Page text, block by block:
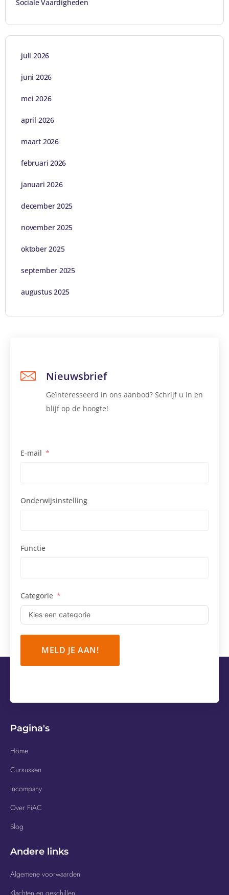
Sociale Vaardigheden
juli 2026
juni 2026
mei 2026
april 2026
maart 2026
februari 2026
januari 2026
december 2025
november 2025
oktober 2025
september 2025
augustus 2025
Nieuwsbrief
Geïnteresseerd in ons aanbod? Schrijf u in en
blijf op de hoogte!
E-mail
Onderwijsinstelling
Functie
Categorie
MELD JE AAN!
Pagina's
Home
Cursussen
Incompany
Over FiAC
Blog
Andere links
Algemene voorwaarden
Klachten en geschillen